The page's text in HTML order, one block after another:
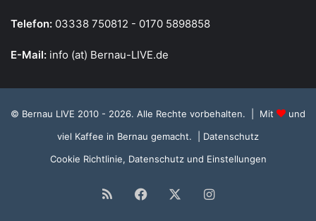
Telefon: 03338 750812 - 0170 5898858
E-Mail: info (at) Bernau-LIVE.de
© Bernau LIVE 2010 - 2026. Alle Rechte vorbehalten. | Mit
und
viel Kaffee in Bernau gemacht.
| Datenschutz
Cookie Richtlinie, Datenschutz und Einstellungen
RSS Facebook Instagram